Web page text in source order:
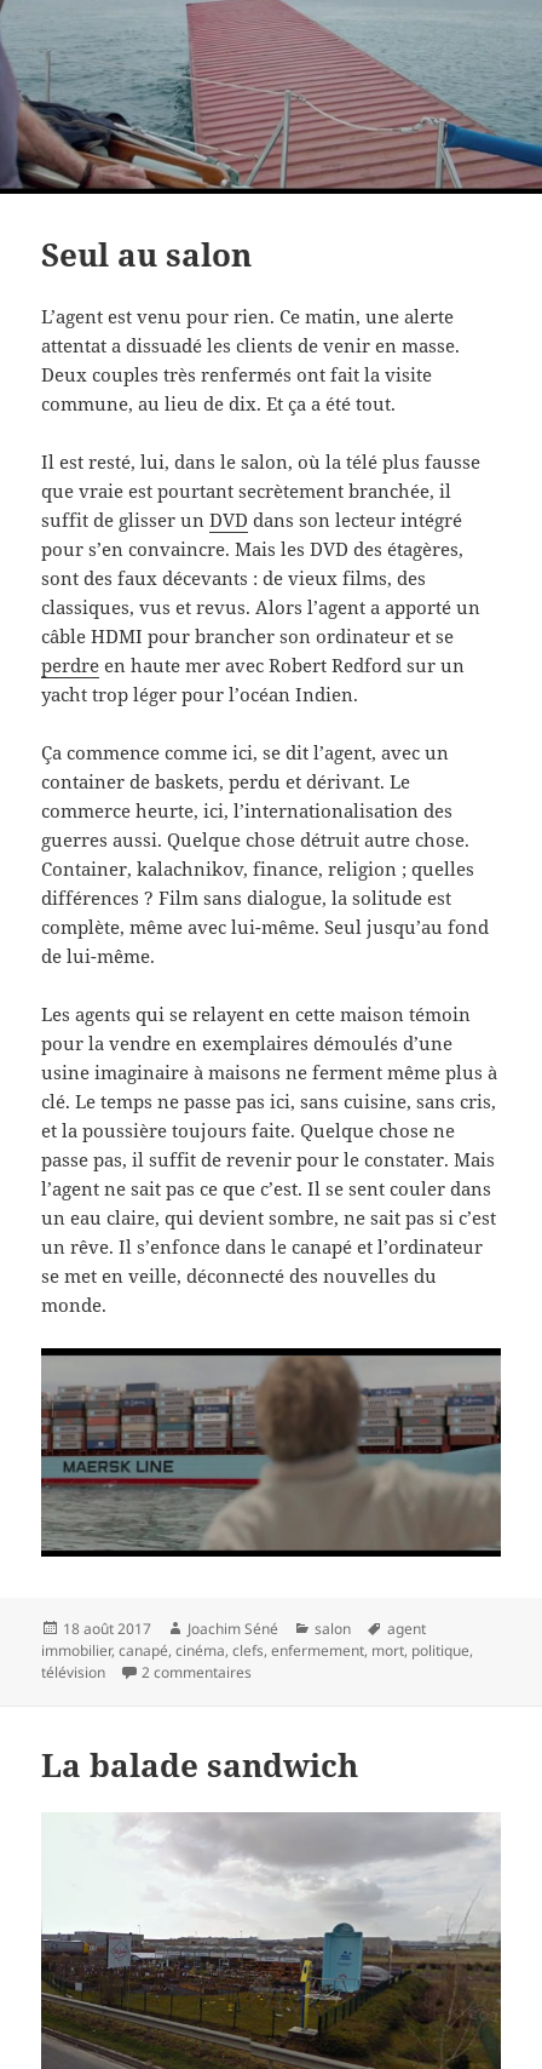
Seul au salon
L’agent est venu pour rien. Ce matin, une alerte
attentat a dissuadé les clients de venir en masse.
Deux couples très renfermés ont fait la visite
commune, au lieu de dix. Et ça a été tout.
Il est resté, lui, dans le salon, où la télé plus fausse
que vraie est pourtant secrètement branchée, il
suffit de glisser unDVD dans son lecteur intégré
pour s’en convaincre. Mais les DVD des étagères,
sont des faux décevants : de vieux films, des
classiques, vus et revus. Alors l’agent a apporté un
câble HDMI pour brancher son ordinateur et se
perdre en haute mer avec Robert Redford sur un
yacht trop léger pour l’océan Indien.
Ça commence comme ici, se dit l’agent, avec un
container de baskets, perdu et dérivant. Le
commerce heurte, ici, l’internationalisation des
guerres aussi. Quelque chose détruit autre chose.
Container, kalachnikov, finance, religion ; quelles
différences ? Film sans dialogue, la solitude est
complète, même avec lui-même. Seul jusqu’au fond
de lui-même.
Les agents qui se relayent en cette maison témoin
pour la vendre en exemplaires démoulés d’une
usine imaginaire à maisons ne ferment même plus à
clé. Le temps ne passe pas ici, sans cuisine, sans cris,
et la poussière toujours faite. Quelque chose ne
passe pas, il suffit de revenir pour le constater. Mais
l’agent ne sait pas ce que c’est. Il se sent couler dans
un eau claire, qui devient sombre, ne sait pas si c’est
un rêve. Il s’enfonce dans le canapé et l’ordinateur
se met en veille, déconnecté des nouvelles du
monde.
Publié
le
18 août 2017 Auteur
Joachim Séné Catégories
salon
Mots-
clés
agent
immobilier,canapé,cinéma,clefs,enfermement, mort, politique,
télévision
2 commentaires
La balade sandwich